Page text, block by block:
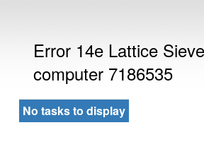
Error 14e Lattice
computer 7186535
No tasks to display